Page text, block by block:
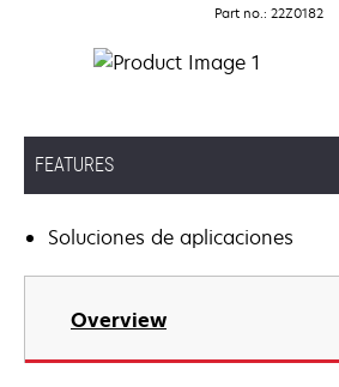
Part no.: 22Z0182
FEATURES
Soluciones de aplicaciones
Overview